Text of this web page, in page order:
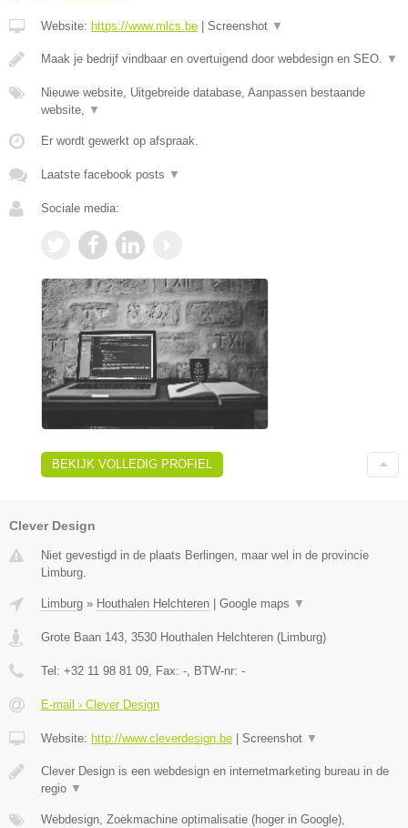
Website: https://www.mlcs.be Screenshot ▼
Maak je bedrijf vindbaar en overtuigend door webdesign en SEO. ▼
Nieuwe website, Uitgebreide database, Aanpassen bestaande
website, ▼
Er wordt gewerkt op afspraak.
Laatste facebook posts ▼
Sociale media:
BEKIJK VOLLEDIG PROFIEL
Clever Design
Niet gevestigd in de plaats Berlingen, maar wel in de provincie
Limburg.
Limburg » Houthalen Helchteren | Google maps ▼
Grote Baan 143 3530 Houthalen Helchteren (Limburg)
Tel: +32 11 98 81 09 , Fax: - , BTW-nr: -
E-mail › Clever Design
Website: http://www.cleverdesign.be | Screenshot ▼
Clever Design is een webdesign en internetmarketing bureau in de
regio ▼
Webdesign, Zoekmachine optimalisatie (hoger in Google),